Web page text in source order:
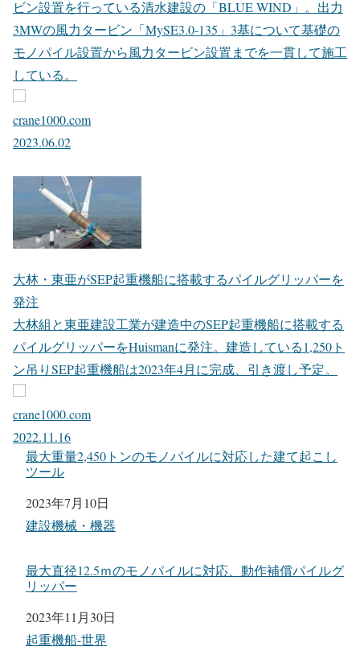
載されていたようです。
日本のSEP起重機船も似たような機能を持ったモノパイル
関連機材を搭載しています。清水建設の「BLUE WIND」
は IQIP、大林組・東亜建設工業の「柏鶴」は Huisman に
モノパイル建て起こし機能を備えたパイルグリッパーを発
注している。五洋・鹿島・寄神の「CP-16001」は不明。
マー
富山県入善町沖の「入善洋上風力発電所」で洋上風力ター
ビン設置を行っている清水建設の「BLUE WIND」。出力
3MWの風力タービン「MySE3.0-135」3基について基礎の
モノパイル設置から風力タービン設置までを一貫して施工
している。
crane1000.com
2023.06.02
発注
大林組と東亜建設工業が建造中のSEP起重機船に搭載する